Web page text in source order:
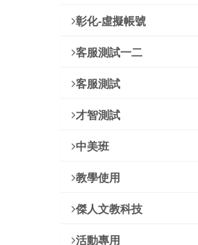
彰化-虛擬帳號
客服測試一二
客服測試
才智測試
中美班
教學使用
傑人文教科技
活動專用